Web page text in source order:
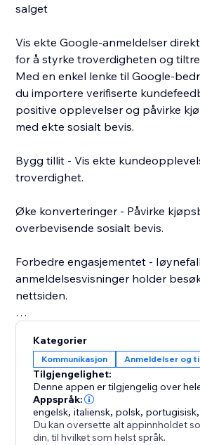
salget
Vis ekte Google-anmeldelser
for å styrke troverdigheten og
Med en enkel lenke til Google-
du importere verifiserte
positive opplevelser og påvirke
med ekte sosialt bevis.
Bygg tillit - Vis ekte
troverdighet.
Øke konverteringer - Påvirke
overbevisende sosialt bevis.
Forbedre engasjementet -
anmeldelsesvisninger holder
nettsiden.
bedre synlighet i søk.
Begynn å vise Google-anmeldelser
produktmerket ditt med ekte
tilliten, øk salget og gi nettsiden
preg med tilpassbare
Kategorier
Kommunikasjon Anmeldelser og
Tilgjengelighet:
Denne appen er tilgjengelig over
Appspråk:
engelsk,italiensk,polsk,portugisisk
Du kan oversette alt appinnholdet
din, til hvilket som helst språk.